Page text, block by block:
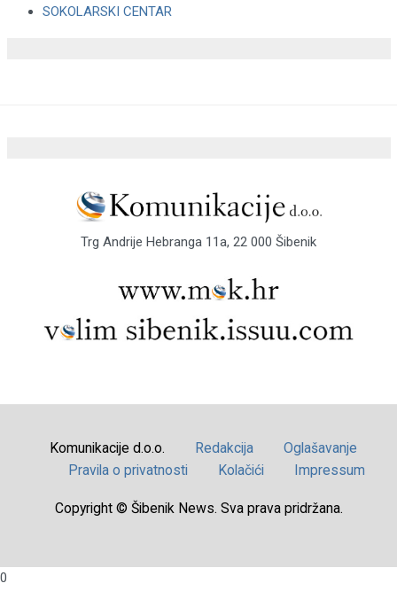
SOKOLARSKI CENTAR
Trg Andrije Hebranga 11a, 22 000 Šibenik
Komunikacije d.o.o. Redakcija
Oglašavanje
Pravila o privatnosti
Kolačići Impressum
Copyright © Šibenik News. Sva prava pridržana.
0